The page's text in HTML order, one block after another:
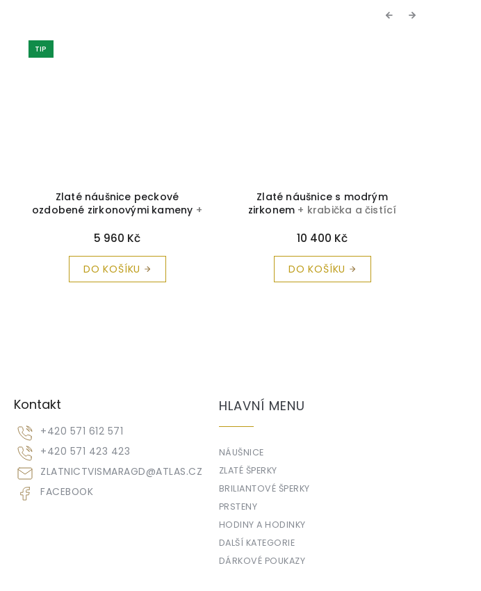
Previous
TIP
Zlaté náušnice peckové
ozdobené zirkonovými kameny +
5 960 Kč
DO KOŠÍKU
Zlaté náušnice s modrým
zirkonem + krabička a čistící
10 400 Kč
DO KOŠÍKU
Next
Kontakt
ZLATNICTVISMARAGD@ATLAS.CZ
+420 571 612 571
+420 571 423 423
FACEBOOK
HLAVNÍ MENU
NÁUŠNICE
ZLATÉ ŠPERKY
BRILIANTOVÉ ŠPERKY
PRSTENY
HODINY A HODINKY
DALŠÍ KATEGORIE
DÁRKOVÉ POUKAZY